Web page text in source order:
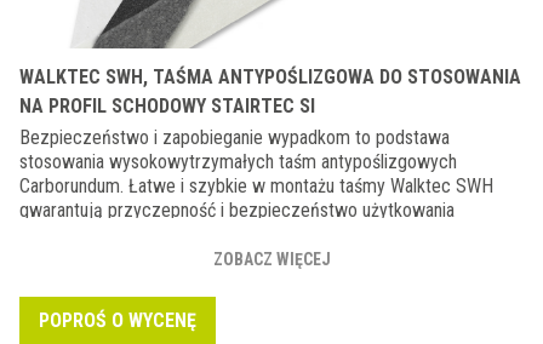
WALKTEC SWH, TAŚMA ANTYPOŚLIZGOWA DO STOSOWANIA
NA PROFIL SCHODOWY STAIRTEC SI
Bezpieczeństwo i zapobieganie wypadkom to podstawa
stosowania wysokowytrzymałych taśm antypoślizgowych
Carborundum. Łatwe i szybkie w montażu taśmy Walktec SWH
gwarantują przyczepność i bezpieczeństwo użytkowania
poważnych wypadków. Nałożone na profil Stairtec SI, nadaje mu
obowiązującymi przepisami. Taśmę należy nakładać po
zakończeniu montażu i zamawiać osobno.
ZOBACZ WIĘCEJ
POPROŚ O WYCENĘ